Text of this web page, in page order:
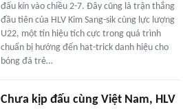
đấu kín vào chiều 2-7. Đây cũng là trận thắng
đầu tiên của HLV Kim Sang-sik cùng lực lượng
U22, một tín hiệu tích cực trong quá trình
chuẩn bị hướng đến hat-trick danh hiệu cho
bóng đá trẻ…
Chưa kịp đấu cùng Việt Nam, HLV